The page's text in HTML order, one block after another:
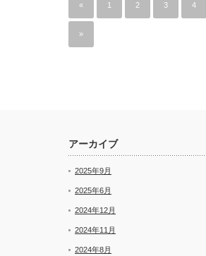
« 1 2 3 4
»
アーカイブ
2025年9月
2025年6月
2024年12月
2024年11月
2024年8月